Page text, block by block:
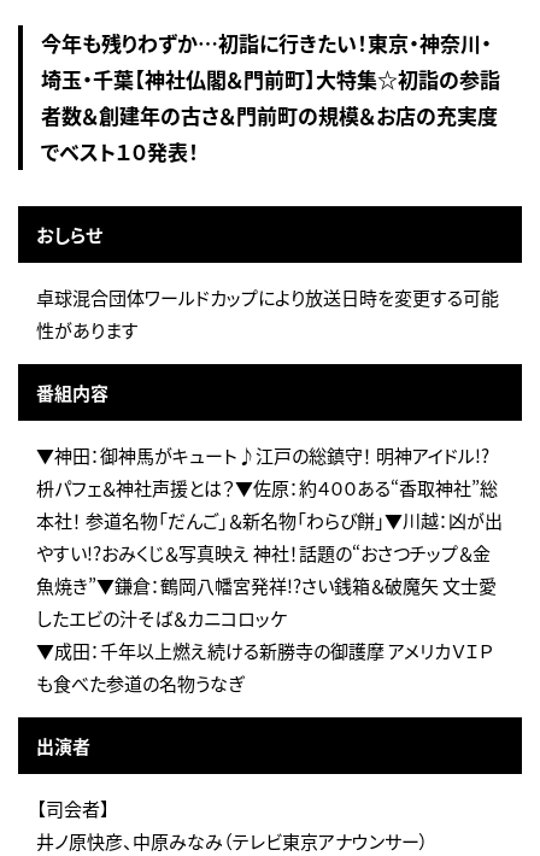
今年も残りわずか…初詣に行きたい！東京・神奈川・
埼玉・千葉【神社仏閣＆門前町】大特集☆初詣の参詣
者数＆創建年の古さ＆門前町の規模＆お店の充実度
でベスト１０発表！
おしらせ
卓球混合団体ワールドカップにより放送日時を変更する可能
性があります
番組内容
▼神田：御神馬がキュート♪江戸の総鎮守！ 明神アイドル!?
枡パフェ＆神社声援とは？▼佐原：約４００ある“香取神社”総
本社！ 参道名物「だんご」＆新名物「わらび餅」▼川越：凶が出
やすい!?おみくじ＆写真映え 神社！話題の“おさつチップ＆金
魚焼き”▼鎌倉：鶴岡八幡宮発祥!?さい銭箱＆破魔矢 文士愛
したエビの汁そば＆カニコロッケ
▼成田：千年以上燃え続ける新勝寺の御護摩 アメリカＶＩＰ
も食べた参道の名物うなぎ
出演者
【司会者】
井ノ原快彦、中原みなみ（テレビ東京アナウンサー）